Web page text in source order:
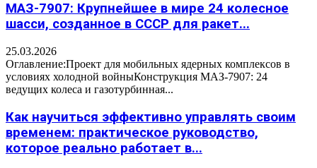
МАЗ-7907: Крупнейшее в мире 24 колесное
шасси, созданное в СССР для ракет...
25.03.2026
Оглавление:Проект для мобильных ядерных комплексов в
условиях холодной войныКонструкция МАЗ-7907: 24
ведущих колеса и газотурбинная...
Как научиться эффективно управлять своим
временем: практическое руководство,
которое реально работает в...